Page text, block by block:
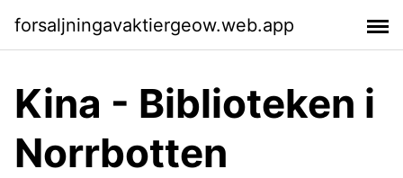
forsaljningavaktiergeow.web.app
Kina - Biblioteken i
Norrbotten